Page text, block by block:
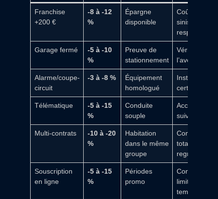
Franchise
+200 €
-8 à -12
%
Épargne
disponible
Coût en cas
sinistre
responsable
Garage fermé
-5 à -10
%
Preuve de
stationnement
Vérifications
l’avenant
Alarme/coupe-
circuit
-3 à -8 %
Équipement
homologué
Installation
certifiée
Télématique
-5 à -15
%
Conduite
souple
Acceptation
suivi
Multi-contrats
-10 à -20
%
Habitation
dans le même
groupe
Comparer le
total avant de
regrouper
Souscription
en ligne
-5 à -15
%
Périodes
promo
Conditions
limitées
temps